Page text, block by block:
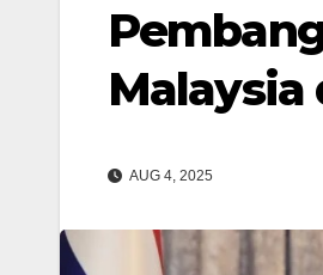
AUG 4, 2025